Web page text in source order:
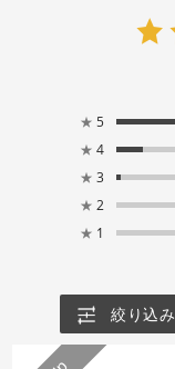
★ 5
★ 4
★ 3
★ 2
★ 1
絞り込み